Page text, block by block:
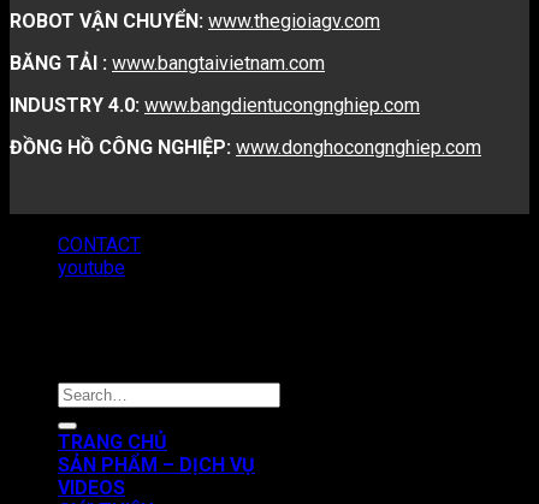
ROBOT VẬN CHUYỂN: www.thegioiagv.com
BĂNG TẢI : www.bangtaivietnam.com
INDUSTRY 4.0: www.bangdientucongnghiep.com
ĐỒNG HỒ CÔNG NGHIỆP: www.donghocongnghiep.com
CONTACT
youtube
TRANG CHỦ
SẢN PHẨM – DỊCH VỤ
VIDEOS